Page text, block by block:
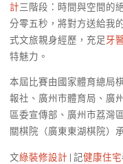
計三階段：時間與空間的
分零五秒，將對方送給我
式文旅親身經歷，充足牙
特魅力。
本屆比賽由國家體育總局
報社、廣州市體育局、廣
區委宣傳部、廣州市荔灣
關棋院（廣東東湖棋院）
文綠裝修設計 | 記健康住宅